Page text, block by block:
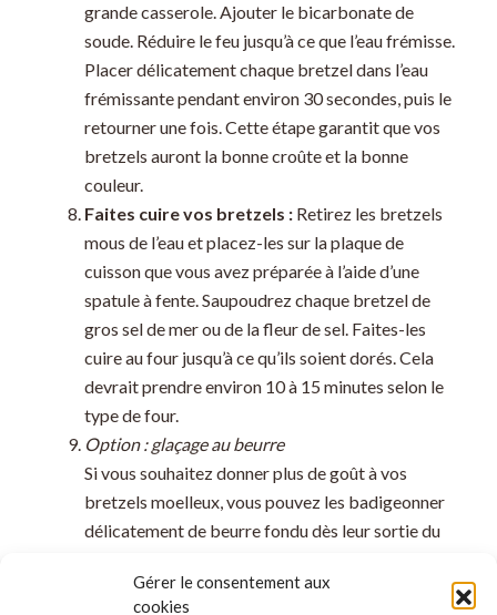
Gérer le consentement aux
cookies
grande casserole. Ajouter le bicarbonate de
soude. Réduire le feu jusqu’à ce que l’eau frémisse.
Placer délicatement chaque bretzel dans l’eau
frémissante pendant environ 30 secondes, puis le
retourner une fois. Cette étape garantit que vos
bretzels auront la bonne croûte et la bonne
couleur.
Faites cuire vos bretzels : Retirez les bretzels
mous de l’eau et placez-les sur la plaque de
cuisson que vous avez préparée à l’aide d’une
spatule à fente. Saupoudrez chaque bretzel de
gros sel de mer ou de la fleur de sel. Faites-les
cuire au four jusqu’à ce qu’ils soient dorés. Cela
devrait prendre environ 10 à 15 minutes selon le
type de four.
Option : glaçage au beurre
Si vous souhaitez donner plus de goût à vos
bretzels moelleux, vous pouvez les badigeonner
délicatement de beurre fondu dès leur sortie du
Laissez les bretzels moelleux refroidir quelques